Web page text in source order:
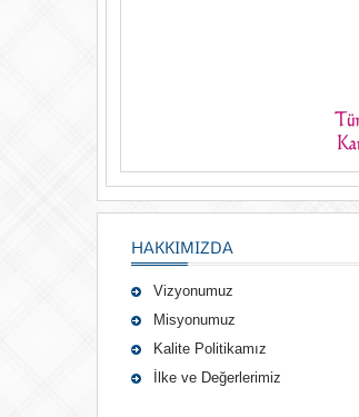
HAKKIMIZDA
Vizyonumuz
Misyonumuz
Kalite Politikamız
İlke ve Değerlerimiz